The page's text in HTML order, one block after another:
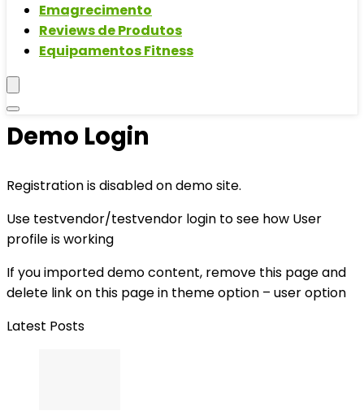
Emagrecimento
Reviews de Produtos
Equipamentos Fitness
Demo Login
Registration is disabled on demo site.
Use testvendor/testvendor login to see how User
profile is working
If you imported demo content, remove this page and
delete link on this page in theme option – user option
Latest Posts